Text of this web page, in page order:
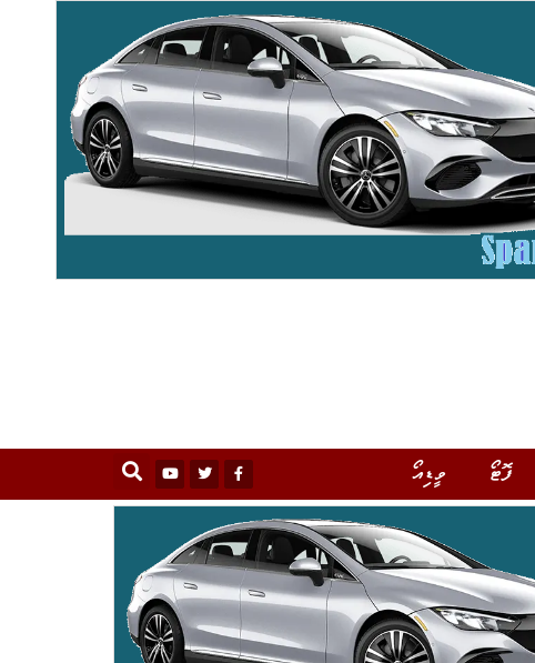
ފޮޓޯ ވީޑިއޯ